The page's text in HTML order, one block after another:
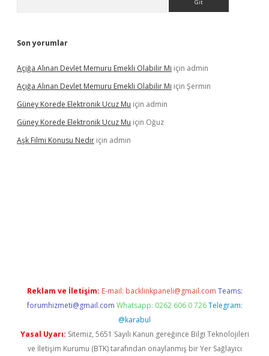
Son yorumlar
Açığa Alınan Devlet Memuru Emekli Olabilir Mi için admin
Açığa Alınan Devlet Memuru Emekli Olabilir Mi için Şermin
Güney Korede Elektronik Ucuz Mu için admin
Güney Korede Elektronik Ucuz Mu için Oğuz
Aşk Filmi Konusu Nedir için admin
Reklam ve İletişim: E-mail: backlinkpaneli@gmail.com Teams:
forumhizmeti@gmail.com Whatsapp: 0262 606 0 726 Telegram:
@karabul
Yasal Uyarı: Sitemiz, 5651 Sayılı Kanun gereğince Bilgi Teknolojileri
ve İletişim Kurumu (BTK) tarafından onaylanmış bir Yer Sağlayıcı